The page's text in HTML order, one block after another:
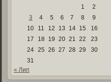
1
2
3
4 5 6 7 8
9
10
11 12 13 14 15
16
17
18 19 20 21 22
23
24 25 26 27 28 29
30
31
« Лип